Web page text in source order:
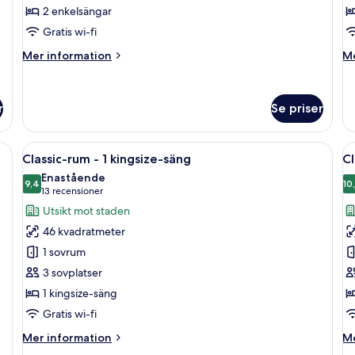
-
tillgång
till
2 enkelsängar
Gratis wi-fi
Mer information
Mer
2
enkelsängar
-
till
Club
Lounge
Se priser
-
kvalitet, bäddmadrasser och minibar
Öppna
alla
foton
för
Classic-
rum
-
1
kingsize-
säng
Ett hotellrum med en stor säng, ett
7
Classic-rum - 1 kingsize-säng
9,49,4 av 10
Enastående
13 recensioner
(13 recensioner)
Utsikt mot staden
46 kvadratmeter
1 sovrum
3 sovplatser
1 kingsize-säng
Gratis wi-fi
Mer information
Mer
-
2